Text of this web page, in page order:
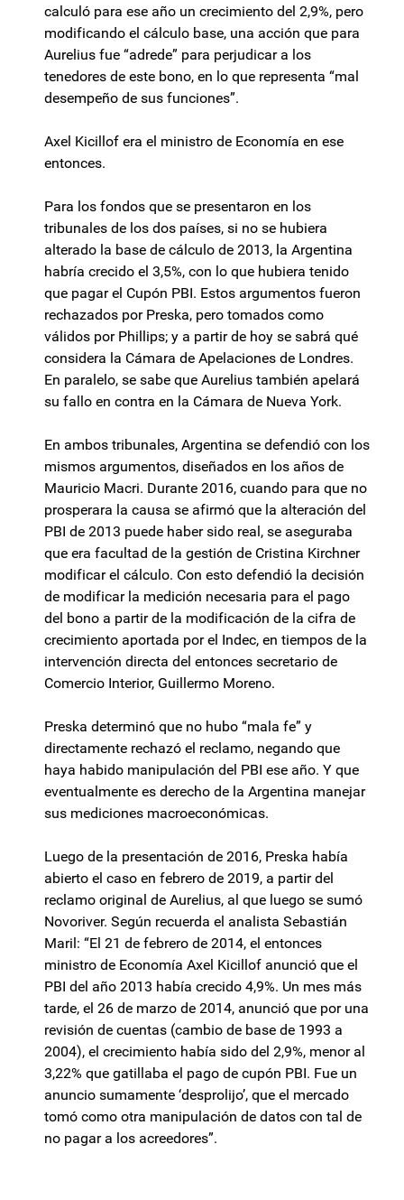
calculó para ese año un crecimiento del 2,9%, pero
modificando el cálculo base, una acción que para
Aurelius fue “adrede” para perjudicar a los
tenedores de este bono, en lo que representa “mal
desempeño de sus funciones”.
Axel Kicillof era el ministro de Economía en ese
entonces.
Para los fondos que se presentaron en los
tribunales de los dos países, si no se hubiera
alterado la base de cálculo de 2013, la Argentina
habría crecido el 3,5%, con lo que hubiera tenido
que pagar el Cupón PBI. Estos argumentos fueron
rechazados por Preska, pero tomados como
válidos por Phillips; y a partir de hoy se sabrá qué
considera la Cámara de Apelaciones de Londres.
En paralelo, se sabe que Aurelius también apelará
su fallo en contra en la Cámara de Nueva York.
En ambos tribunales, Argentina se defendió con los
mismos argumentos, diseñados en los años de
Mauricio Macri. Durante 2016, cuando para que no
prosperara la causa se afirmó que la alteración del
PBI de 2013 puede haber sido real, se aseguraba
que era facultad de la gestión de Cristina Kirchner
modificar el cálculo. Con esto defendió la decisión
de modificar la medición necesaria para el pago
del bono a partir de la modificación de la cifra de
crecimiento aportada por el Indec, en tiempos de la
intervención directa del entonces secretario de
Comercio Interior, Guillermo Moreno.
Preska determinó que no hubo “mala fe” y
directamente rechazó el reclamo, negando que
haya habido manipulación del PBI ese año. Y que
eventualmente es derecho de la Argentina manejar
sus mediciones macroeconómicas.
Luego de la presentación de 2016, Preska había
abierto el caso en febrero de 2019, a partir del
reclamo original de Aurelius, al que luego se sumó
Novoriver. Según recuerda el analista Sebastián
Maril: “El 21 de febrero de 2014, el entonces
ministro de Economía Axel Kicillof anunció que el
PBI del año 2013 había crecido 4,9%. Un mes más
tarde, el 26 de marzo de 2014, anunció que por una
revisión de cuentas (cambio de base de 1993 a
2004), el crecimiento había sido del 2,9%, menor al
3,22% que gatillaba el pago de cupón PBI. Fue un
anuncio sumamente ‘desprolijo’, que el mercado
tomó como otra manipulación de datos con tal de
no pagar a los acreedores”.